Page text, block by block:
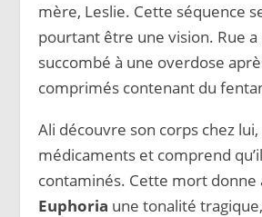
mère, Leslie. Cette séquence
pourtant être une vision. Rue
succombé à une overdose
comprimés contenant du
Ali découvre son corps chez
médicaments et comprend
contaminés. Cette mort donne
Euphoria une tonalité